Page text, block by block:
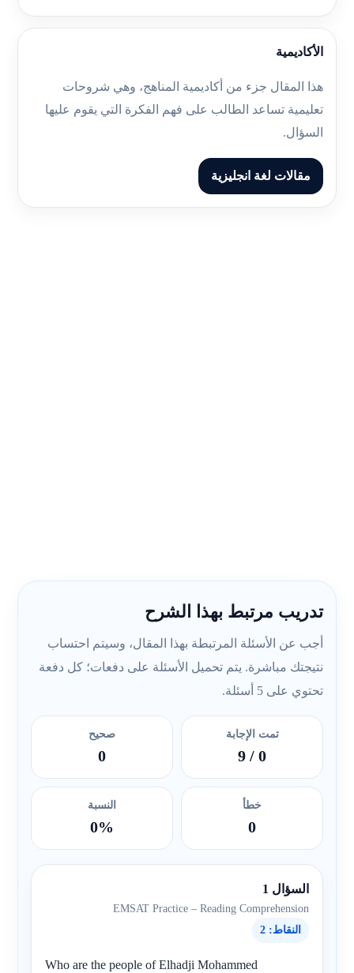
الأكاديمية
هذا المقال جزء من أكاديمية المناهج، وهي شروحات
تعليمية تساعد الطالب على فهم الفكرة التي يقوم عليها
السؤال.
مقالات لغة انجليزية
تدريب مرتبط بهذا الشرح
أجب عن الأسئلة المرتبطة بهذا المقال، وسيتم احتساب
نتيجتك مباشرة. يتم تحميل الأسئلة على دفعات؛ كل دفعة
تحتوي على 5 أسئلة.
تمت الإجابة
0
/ 9
صحيح
0
خطأ
0
النسبة
0%
السؤال 1
EMSAT Practice – Reading Comprehension
النقاط: 2
Who are the people of Elhadji Mohammed